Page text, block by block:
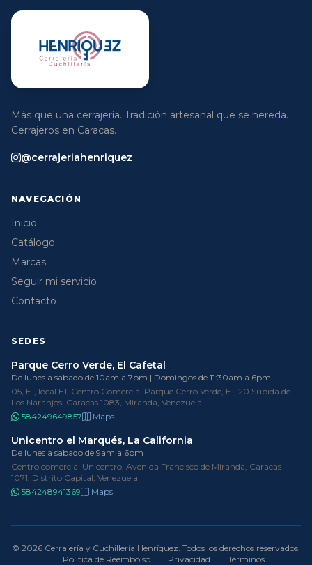
Más que una cerrajería. Tradición artesanal que se hereda.
Cerrajeros en Caracas.
@cerrajeriahenriquez
NAVEGACIÓN
Inicio
Catálogo
Marcas
Seguir mi servicio
Contacto
SEDES
Parque Cerro Verde, El Cafetal
De lunes a sabado de 10am a 7pm | Domingos de 11:30am a 6pm
05, E1, local E1, Centro Comercial Parque Cerro Verde, E1, 20 Subida de
Los Naranjos, Caracas 1083, Miranda, Venezuela
584249649857
Maps
Unicentro el Marqués, La California
De lunes a sabado de 9am a 6pm
Centro comercial Unicentro, Avenida Francisco de Miranda, Caracas
1071, Distrito Capital, Venezuela
584248941369
Maps
© 2026 Cerrajería y Cuchillería Henríquez. Todos los derechos reservados.
·
Política de Reembolso · Privacidad · Términos